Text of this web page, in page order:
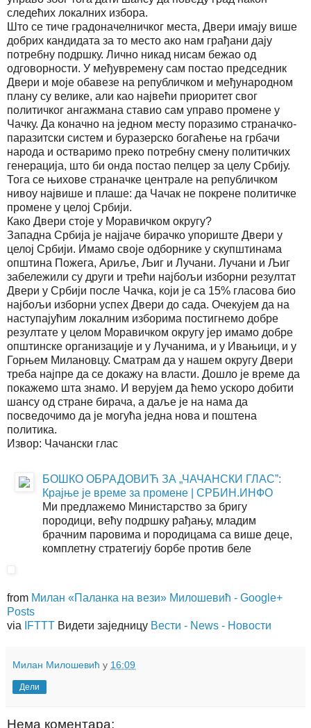
следећих локалних избора.
Што се тиче градоначелничког места, Двери имају више
добрих кандидата за то место ако нам грађани дају
потребну подршку. Лично никад нисам бежао од
одговорности. У међувремену сам постао председник
Двери и моје обавезе на републичком и међународном
плану су велике, али као највећи приоритет свог
политичког ангажмана ставио сам управо промене у
Чачку. Да коначно на једном месту поразимо страначко-
паразитски систем и буразерско богаћење на грбачи
народа и остваримо преко потребну смену политичких
генерација, што би онда постао пелцер за целу Србију.
Тога се њихове страначке централе на републичком
нивоу највише и плаше: да Чачак не покрене политичке
промене у целој Србији.
Како Двери стоје у Моравичком округу?
Западна Србија је најјаче бирачко упориште Двери у
целој Србији. Имамо своје одборнике у скупштинама
општина Пожега, Ариље, Љиг и Лучани. Лучани и Љиг
забележили су други и трећи најбољи изборни резултат
Двери у Србији после Чачка, који је са 15% гласова био
најбољи изборни успех Двери до сада. Очекујем да на
наступајућим локалним изборима постигнемо добре
резултате у целом Моравичком округу јер имамо добре
општинске организације и у Лучанима, и у Ивањици, и у
Горњем Милановцу. Сматрам да у нашем округу Двери
треба најпре да се докажу на власти. Дошло је време да
покажемо шта знамо. И верујем да ћемо ускоро добити
шансу од стране бирача, а даље је на нама да
посведочимо да је могућа једна нова и поштена
политика.
Извор: Чачански глас
БОШКО ОБРАДОВИЋ ЗА „ЧАЧАНСКИ ГЛАСˮ:
Крајње је време за промене | СРБИН.ИНФО
Ми предлажемо Министарство за бригу
породици, већу подршку рађању, младим
брачним паровима и породицама са више деце,
комплетну стратегију борбе против беле
from Милан «Паланка на вези» Милошевић - Google+
Posts
via
IFTTT Видети заједницу Вести - News - Новости
Милан Милошевић у 16:09
Дели
Нема коментара: